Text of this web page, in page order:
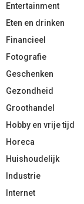
Entertainment
Eten en drinken
Financieel
Fotografie
Geschenken
Gezondheid
Groothandel
Hobby en vrije tijd
Horeca
Huishoudelijk
Industrie
Internet